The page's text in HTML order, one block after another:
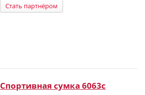
Стать партнёром
Спортивная сумка 6063с